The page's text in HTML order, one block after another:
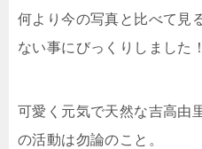
何より今の写真と比べて見
ない事にびっくりしました！
可愛く元気で天然な吉高由
の活動は勿論のこと。